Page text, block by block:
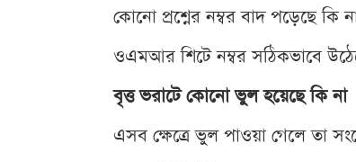
কোনো প্রশ্নের নম্বর বাদ পড়েছে কি
ওএমআর শিটে নম্বর সঠিকভাবে
বৃত্ত ভরাটে কোনো ভুল হয়েছে কি না
এসব ক্ষেত্রে ভুল পাওয়া গেলে তা